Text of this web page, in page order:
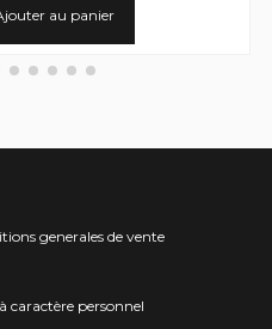
au panier
generales de vente
caractère personnel